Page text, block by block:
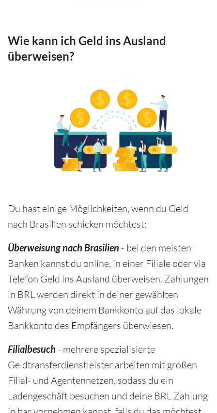
Wie kann ich Geld ins Ausland
überweisen?
Du hast einige Möglichkeiten, wenn du Geld
nach Brasilien schicken möchtest:
Überweisung nach Brasilien - bei den meisten
Banken kannst du online, in einer Filiale oder via
Telefon Geld ins Ausland überweisen. Zahlungen
in BRL werden direkt in deiner gewählten
Währung von deinem Bankkonto auf das lokale
Bankkonto des Empfängers überwiesen.
Filialbesuch - mehrere spezialisierte
Geldtransferdienstleister arbeiten mit großen
Filial- und Agentennetzen, sodass du ein
Ladengeschäft besuchen und deine BRL Zahlung